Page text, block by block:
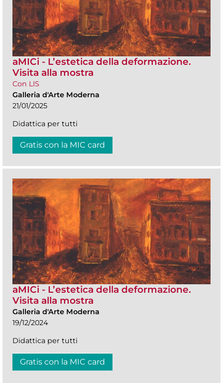
aMICi - L’estetica della deformazione.
Visita alla mostra
Con LIS
Galleria d'Arte Moderna
21/01/2025
Didattica per tutti
Gratis con la MIC card
aMICi - L’estetica della deformazione.
Visita alla mostra
Galleria d'Arte Moderna
19/12/2024
Didattica per tutti
Gratis con la MIC card